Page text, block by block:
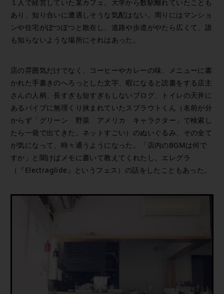
１人で経営していた某カフェ。大学から数駅離れていたことも
あり、知り合いに遭遇しそうな気配はない。周りにはマンショ
ンや住宅がぽつぽつと散在し、道路や歩道がやたら広くて、誰
も知らないような場所にそれはあった。
店の雰囲気だけでなく、コーヒーやカレーの味、メニューに書
かれた手書きのへろっとした文字、暇になると読書をする店主
さんの人柄、長すぎも短すぎもしないブログ、トイレの天井に
あるパイプに無理くり挟まれていたスプラウトくん（名前が分
からず「グリーン 野菜 アメリカ キャラクター」で検索し
たら一発で出てきた。ネットすごい）のぬいぐるみ、その全て
が気になって、時々通うようになった。「店内のBGMは何で
すか」と聞けばメモに書いて教えてくれたし、エレグラ
（『Electraglide』というフェス）の話をしたこともあった。